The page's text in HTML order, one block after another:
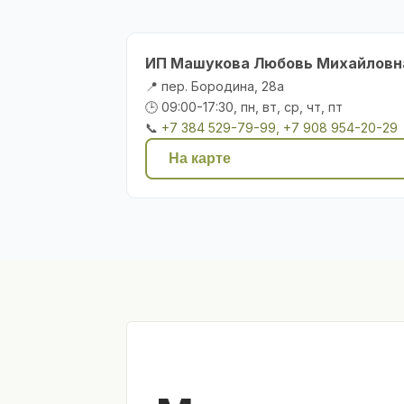
ИП Машукова Любовь
📍 пер. Бородина, 28а
🕒 09:00-17:30, пн, вт, ср, чт, пт
📞 +7 384 529-79-99, +7 908 954-20-29
На карте